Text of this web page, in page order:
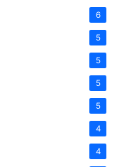
6
5
5
5
5
4
4